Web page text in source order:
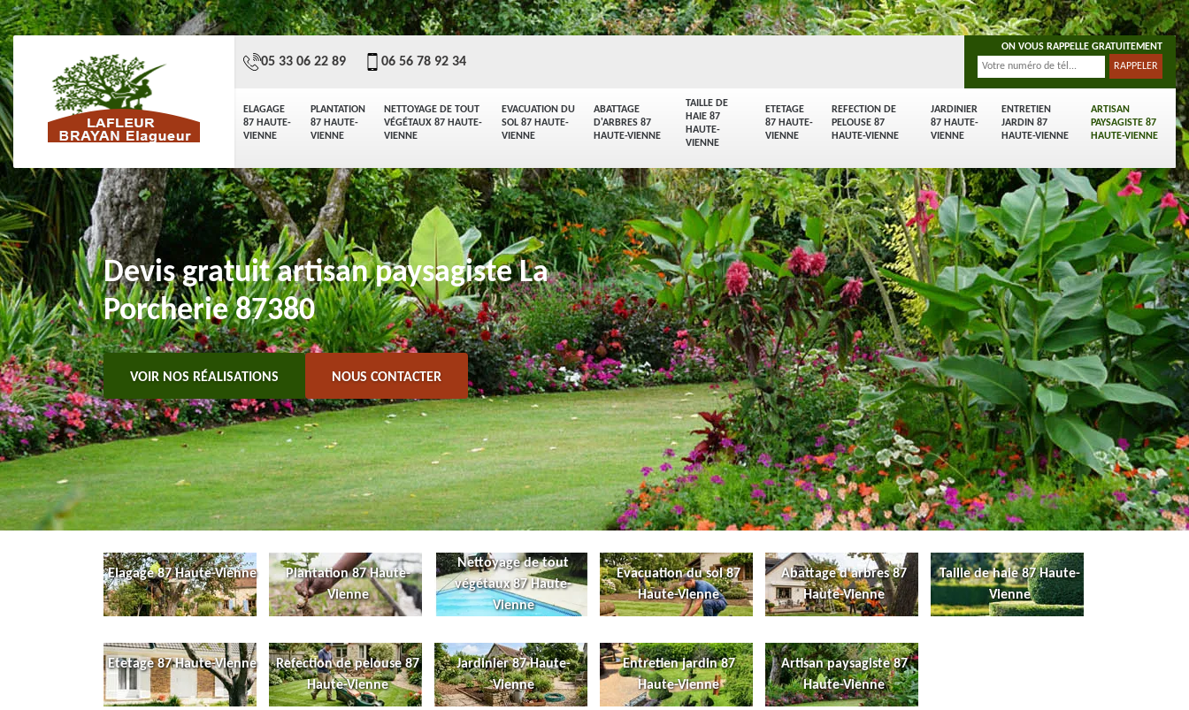
ELAGAGE
87 HAUTE-
VIENNE
PLANTATION
87 HAUTE-
VIENNE
NETTOYAGE DE TOUT
VÉGÉTAUX 87 HAUTE-
VIENNE
EVACUATION DU
SOL 87 HAUTE-
VIENNE
ABATTAGE
D'ARBRES 87
HAUTE-VIENNE
TAILLE DE
HAIE 87
HAUTE-
VIENNE
ETETAGE
87 HAUTE-
VIENNE
REFECTION DE
PELOUSE 87
HAUTE-VIENNE
JARDINIER
87 HAUTE-
VIENNE
ENTRETIEN
JARDIN 87
HAUTE-VIENNE
ARTISAN
PAYSAGISTE 87
HAUTE-VIENNE
05 33 06 22 89 06 56 78 92 34
ON VOUS RAPPELLE GRATUITEMENT
Devis gratuit artisan paysagiste La
Porcherie 87380
VOIR NOS RÉALISATIONS NOUS CONTACTER
Elagage 87 Haute-Vienne
Plantation 87 Haute-
Vienne
Nettoyage de tout
végétaux 87 Haute-
Vienne
Evacuation du sol 87
Haute-Vienne
Abattage d'arbres 87
Haute-Vienne
Taille de haie 87 Haute-
Vienne
Etetage 87 Haute-Vienne
Refection de pelouse 87
Haute-Vienne
Jardinier 87 Haute-
Vienne
Entretien jardin 87
Haute-Vienne
Artisan paysagiste 87
Haute-Vienne